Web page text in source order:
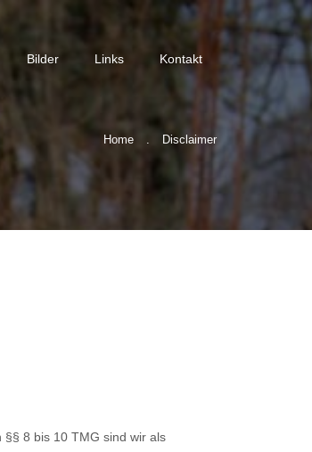
Bilder Links Kontakt
Home . Disclaimer
8 bis 10 TMG sind wir als